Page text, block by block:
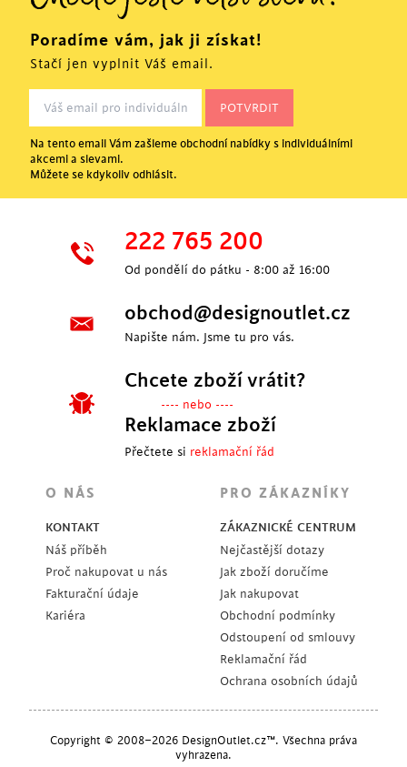
Poradíme vám, jak ji získat!
Stačí jen vyplnit Váš email.
Na tento email Vám zašleme obchodní nabídky s individuálními
akcemi a slevami.
Můžete se kdykoliv odhlásit.
222 765 200
Od pondělí do pátku - 8:00 až 16:00
obchod@designoutlet.cz
Napište nám. Jsme tu pro vás.
Chcete zboží vrátit?
---- nebo ----
Reklamace zboží
Přečtete si reklamační řád
O NÁS
KONTAKT
Náš příběh
Proč nakupovat u nás
Fakturační údaje
Kariéra
PRO ZÁKAZNÍKY
ZÁKAZNICKÉ CENTRUM
Nejčastější dotazy
Jak zboží doručíme
Jak nakupovat
Obchodní podmínky
Odstoupení od smlouvy
Reklamační řád
Ochrana osobních údajů
Copyright © 2008–2026 DesignOutlet.cz™. Všechna práva
vyhrazena.